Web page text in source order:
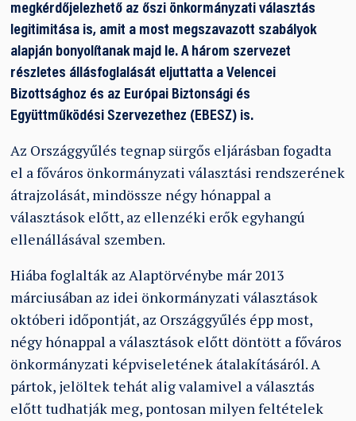
megkérdőjelezhető az őszi önkormányzati választás
legitimitása is, amit a most megszavazott szabályok
alapján bonyolítanak majd le. A három szervezet
részletes állásfoglalását eljuttatta a Velencei
Bizottsághoz és az Európai Biztonsági és
Együttműködési Szervezethez (EBESZ) is.
Az Országgyűlés tegnap sürgős eljárásban fogadta
el a főváros önkormányzati választási rendszerének
átrajzolását, mindössze négy hónappal a
választások előtt, az ellenzéki erők egyhangú
ellenállásával szemben.
Hiába foglalták az Alaptörvénybe már 2013
márciusában az idei önkormányzati választások
októberi időpontját, az Országgyűlés épp most,
négy hónappal a választások előtt döntött a főváros
önkormányzati képviseletének átalakításáról. A
pártok, jelöltek tehát alig valamivel a választás
előtt tudhatják meg, pontosan milyen feltételek